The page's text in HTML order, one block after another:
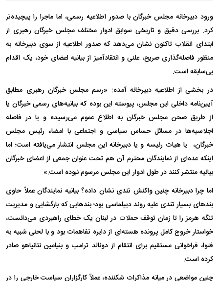
ورود دبیرخانه مجلس خبرگان با صدور اطلاعیه رسمی، اما ماجرا را پیچیده‌تر
کرد. بررسی دقیق و تاریخی سوابق ادوار مختلف مجلس خبرگان رهبری از
ابتدای انقلاب تاکنون نشان می‌دهد که صدور اطلاعیه از سوی دبیرخانه به
منظور فاصله‌گذاری صریح، علنی و انتقادآمیز از بیانیه اعضای خود، یک اقدام
بی‌سابقه است.
در بخشی از اطلاعیه دبیرخانه آمده: «رسم مجلس خبرگان رهبری مطابق
آیین‌‌نامه داخلی این مجلس، پیوسته این‌ بوده که بیانیه‌‌های رسمی خبرگان یا
از طریق صحن مجلس خبرگان به اطلاع عموم می‌رسیده و یا در فاصله
اجلاسیه‌ها در مسائل حساس سیاسی و اجتماعی با امضاء رئیس مجلس
خبرگان، ‌ یا هیات‌ رئیسه و یا دبیرخانه این مجلس انتشار می‌یافته است؛ اما
اینکه عده‌ای از نمایندگان محترم آن‌ هم تحت عنوان جمعی از اعضای خبرگان
بیانیه منتشر کنند در طول ادوار این مجلس مرسوم نبوده است.»
اما چرا دبیرخانه چنین واکنش تندی نشان داده؟ بیانیه نمایندگان عملاً حاوی
بند‌های بسیار تندی علیه روند دیپلماسی بود؛ بند‌هایی که بازگشایی و مدیریت
تنگه هرمز را تا زمان توقف حملات در لبنان یک خطای راهبردی می‌دانست،
خواستار خروج کامل پرونده هسته‌ای از دایره تفاهمات بود و با لحنی شبیه به
فتوا، فراخوانی مستقیم برای انتقام از دونالد ترامپ و بنیامین نتانیاهو صادر
کرده است.
چنین مواضعی در میانه مذاکرات شکننده، عملاً کارگزاران سیاست خارجی را در